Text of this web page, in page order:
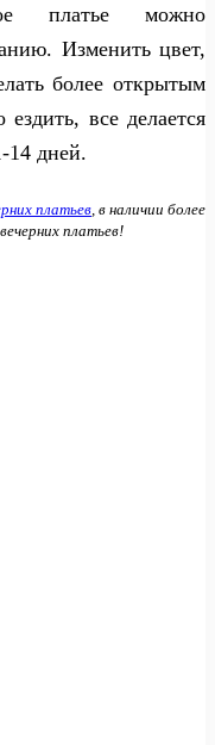
платье можно
Изменить цвет,
более открытым
все делается
14 дней.
платьев , в наличии более
платьев!